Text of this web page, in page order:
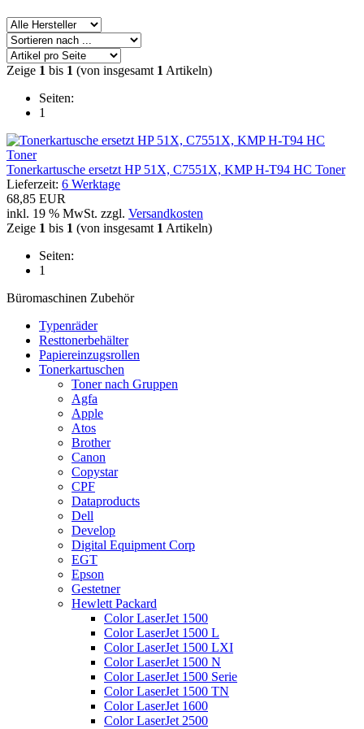
Zeige 1 bis 1 (von insgesamt 1 Artikeln)
Seiten:
1
Tonerkartusche ersetzt HP 51X, C7551X, KMP H-T94 HC Toner
Lieferzeit: 6 Werktage
68,85 EUR
inkl. 19 % MwSt. zzgl. Versandkosten
Zeige 1 bis 1 (von insgesamt 1 Artikeln)
Seiten:
1
Büromaschinen Zubehör
Typenräder
Resttonerbehälter
Papiereinzugsrollen
Tonerkartuschen
Toner nach Gruppen
Agfa
Apple
Atos
Brother
Canon
Copystar
CPF
Dataproducts
Dell
Develop
Digital Equipment Corp
EGT
Epson
Gestetner
Hewlett Packard
Color LaserJet 1500
Color LaserJet 1500 L
Color LaserJet 1500 LXI
Color LaserJet 1500 N
Color LaserJet 1500 Serie
Color LaserJet 1500 TN
Color LaserJet 1600
Color LaserJet 2500